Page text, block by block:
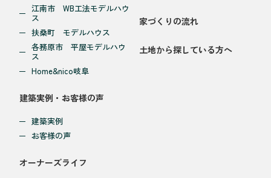
江南市 WB工法モデルハウ
ス
扶桑町 モデルハウス
各務原市 平屋モデルハウ
ス
Home&nico岐阜
建築実例・お客様の声
建築実例
お客様の声
オーナーズライフ
家づくりの流れ
土地から探している方へ